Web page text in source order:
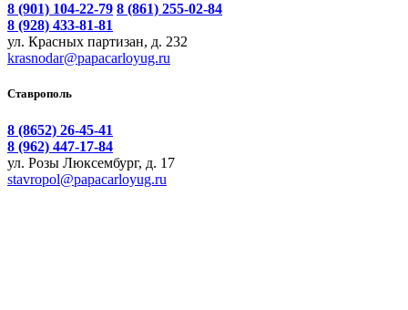
8 (901) 104-22-79 8 (861) 255-02-84
8 (928) 433-81-81
ул. Красных партизан, д. 232
krasnodar@papacarloyug.ru
Ставрополь
8 (8652) 26-45-41
8 (962) 447-17-84
ул. Розы Люксембург, д. 17
stavropol@papacarloyug.ru